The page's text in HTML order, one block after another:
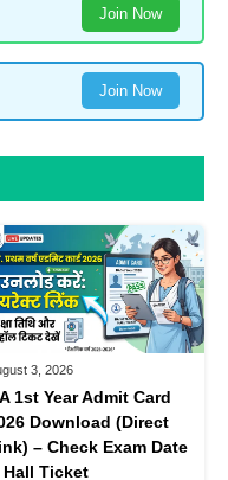
Join Now
Join Now
3, 2026
1st Year Admit Card
Download (Direct
– Check Exam Date
Hall Ticket